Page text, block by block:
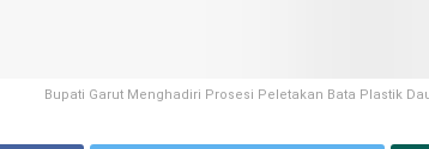
Bupati Garut Menghadiri Prosesi Peletakan Bata Plastik